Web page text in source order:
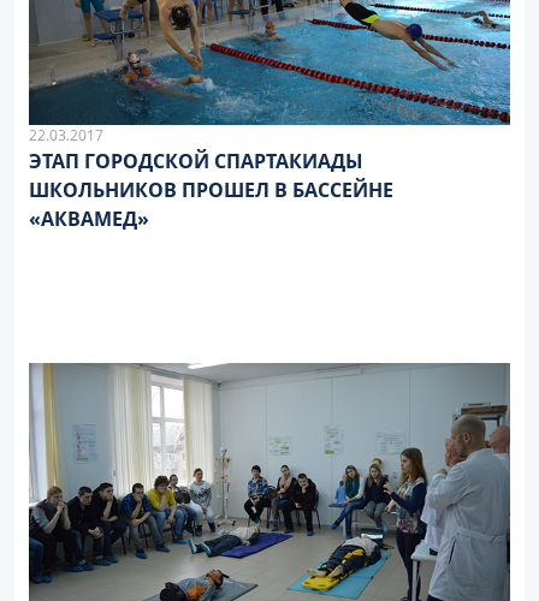
22.03.2017
ЭТАП ГОРОДСКОЙ СПАРТАКИАДЫ
ШКОЛЬНИКОВ ПРОШЕЛ В БАССЕЙНЕ
«АКВАМЕД»